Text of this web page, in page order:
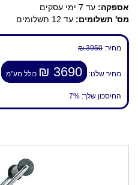
אספקה: עד 7 ימי עסקים
מס' תשלומים: עד 12 תשלומים
מחיר: 3950 ₪
מחיר שלנו: 3690 ₪ כולל מע"מ
החיסכון שלך: 7%